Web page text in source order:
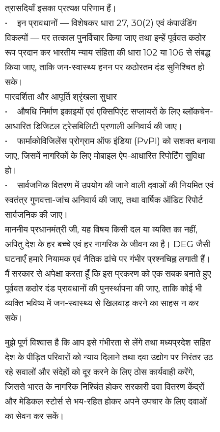
त्रासदियाँ इसका प्रत्यक्ष परिणाम हैं।
• इन प्रावधानों — विशेषकर धारा 27, 30(2) एवं कंपाउंडिंग
विकल्पों — पर तत्काल पुनर्विचार किया जाए तथा इन्हें पूर्ववत कठोर
रूप प्रदान कर भारतीय न्याय संहिता की धारा 102 या 106 से संबद्ध
किया जाए, ताकि जन-स्वास्थ्य हनन पर कठोरतम दंड सुनिश्चित हो
सके।
पारदर्शिता और आपूर्ति श्रृंखला सुधार
• औषधि निर्माण इकाइयों एवं एक्सिपिएंट सप्लायरों के लिए ब्लॉकचेन-
आधारित डिजिटल ट्रेसबिलिटी प्रणाली अनिवार्य की जाए।
• फार्माकोविजिलेंस प्रोग्राम ऑफ इंडिया (PvPI) को सशक्त बनाया
जाए, जिसमें नागरिकों के लिए मोबाइल ऐप-आधारित रिपोर्टिंग सुविधा
हो।
• सार्वजनिक वितरण में उपयोग की जाने वाली दवाओं की नियमित एवं
स्वतंत्र गुणवत्ता-जांच अनिवार्य की जाए, तथा वार्षिक ऑडिट रिपोर्ट
सार्वजनिक की जाए।
माननीय प्रधानमंत्री जी, यह विषय किसी दल या व्यक्ति का नहीं,
अपितु देश के हर बच्चे एवं हर नागरिक के जीवन का है। DEG जैसी
घटनाएँ हमारे नियामक एवं नैतिक ढांचे पर गंभीर प्रश्नचिह्न लगाती हैं।
मैं सरकार से अपेक्षा करता हूँ कि इस प्रकरण को एक सबक बनाते हुए
पूर्ववत कठोर दंड प्रावधानों की पुनर्स्थापना की जाए, ताकि कोई भी
व्यक्ति भविष्य में जन-स्वास्थ्य से खिलवाड़ करने का साहस न कर
सके।
मुझे पूर्ण विश्वास है कि आप इसे गंभीरता से लेंगे तथा मध्यप्रदेश सहित
देश के पीड़ित परिवारों को न्याय दिलाने तथा दवा उद्योग पर निरंतर उठ
रहे सवालों और संदेहों को दूर करने के लिए ठोस कार्यवाही करेंगे,
जिससे भारत के नागरिक निश्चिंत होकर सरकारी दवा वितरण केंद्रों
और मेडिकल स्टोर्स से भय-रहित होकर अपने उपचार के लिए दवाओं
का सेवन कर सकें।